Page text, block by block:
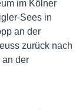
im Kölner
Sees in
an der
zurück nach
an der